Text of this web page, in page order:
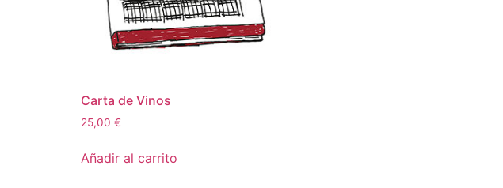
Carta de Vinos
25,00 €
Añadir al carrito